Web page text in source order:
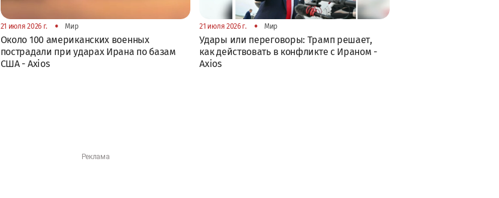
21 июля 2026 г. • Мир
Около 100 американских военных
пострадали при ударах Ирана по базам
США - Axios
21 июля 2026 г. • Мир
Удары или переговоры: Трамп решает,
как действовать в конфликте с Ираном -
Axios